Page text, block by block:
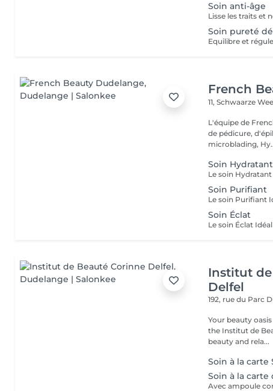
Soin anti-âge
Lisse les traits et
Soin pureté
Equilibre et
French
11, Schwaarze Wee
L'équipe de
de pédicure,
microblading,
Soin Hydratant
Soin Purifiant
Soin Éclat
Institut
Delfel
192, rue du Parc
Your beauty oasis in
the Institut de
beauty and rela...
Soin à la carte
Soin à la carte
Avec ampoule